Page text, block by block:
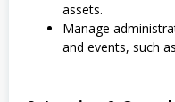
assets.
Manage
and events, such